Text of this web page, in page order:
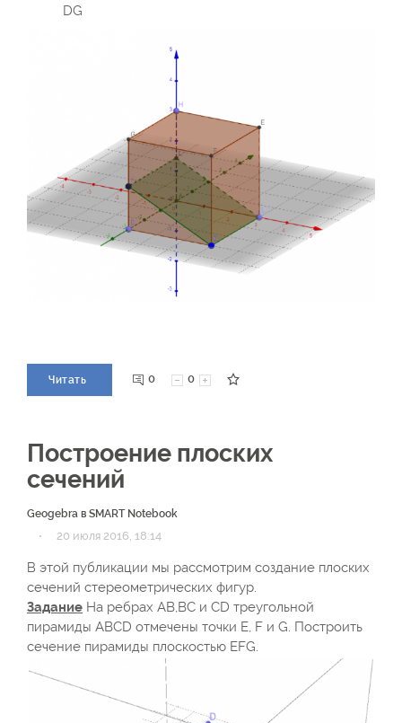
DG
Читать 0 0
Построение плоских
сечений
Geogebra в SMART Notebook
· 20 июля 2016, 18:14
В этой публикации мы рассмотрим создание плоских
сечений стереометрических фигур.
Задание На ребрах AB,BC и CD треугольной
пирамиды ABCD отмечены точки E, F и G. Построить
сечение пирамиды плоскостью EFG.